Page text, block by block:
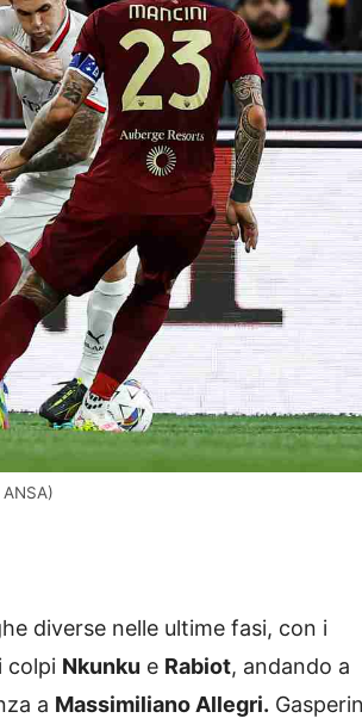
diverse nelle ultime fasi, con i
colpi Nkunku e Rabiot, andando a
a Massimiliano Allegri.